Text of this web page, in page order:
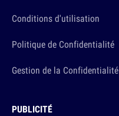
Conditions d'utilisation
Politique de Confidentialité
Gestion de la Confidentialité
PUBLICITÉ